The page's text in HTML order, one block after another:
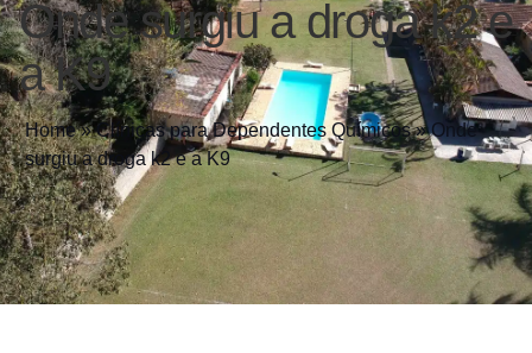
Onde surgiu a droga k2 e
a K9
Home»Clínicas para Dependentes Químicos»Onde
surgiu a droga k2 e a K9